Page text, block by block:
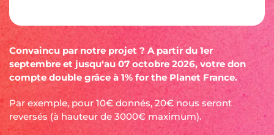
Convaincu par notre projet ? A partir du 1er
septembre et jusqu‘au 07 octobre 2026, votre don
compte double grâce à 1% for the Planet France.
Par exemple, pour 10€ donnés, 20€ nous seront
reversés (à hauteur de 3000€ maximum).